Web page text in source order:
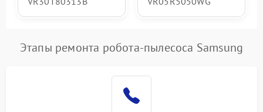
Этапы ремонта робота-пылесоса Samsung